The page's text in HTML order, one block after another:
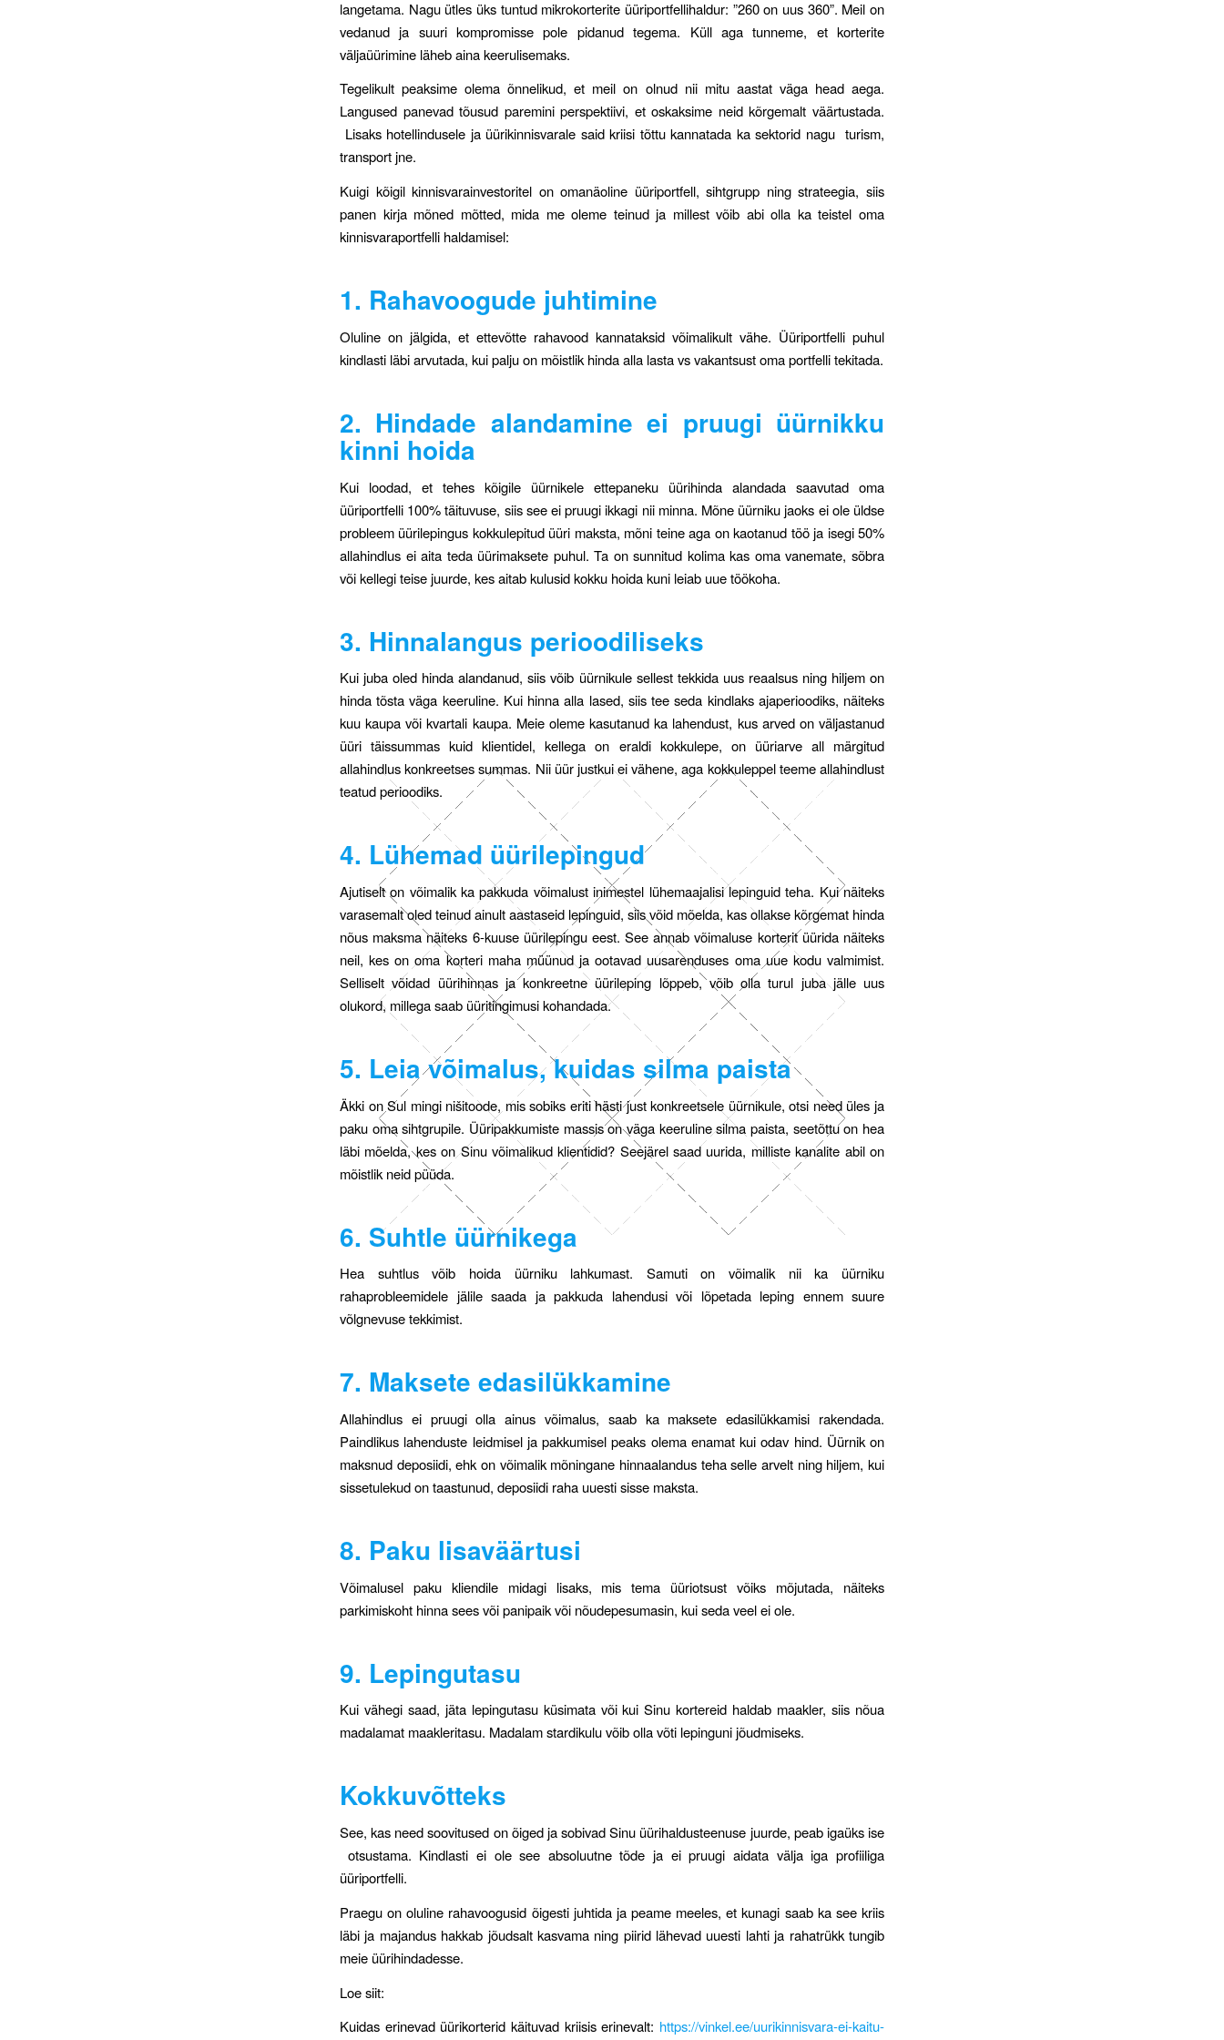
langetama. Nagu ütles üks tuntud mikrokorterite üüriportfellihaldur: ”260 on uus 360”. Meil on
vedanud ja suuri kompromisse pole pidanud tegema. Küll aga tunneme, et korterite
väljaüürimine läheb aina keerulisemaks.
Tegelikult peaksime olema õnnelikud, et meil on olnud nii mitu aastat väga head aega.
Langused panevad tõusud paremini perspektiivi, et oskaksime neid kõrgemalt väärtustada.
Lisaks hotellindusele ja üürikinnisvarale said kriisi tõttu kannatada ka sektorid nagu turism,
transport jne.
Kuigi kõigil kinnisvarainvestoritel on omanäoline üüriportfell, sihtgrupp ning strateegia, siis
panen kirja mõned mõtted, mida me oleme teinud ja millest võib abi olla ka teistel oma
kinnisvaraportfelli haldamisel:
1. Rahavoogude juhtimine
Oluline on jälgida, et ettevõtte rahavood kannataksid võimalikult vähe. Üüriportfelli puhul
kindlasti läbi arvutada, kui palju on mõistlik hinda alla lasta vs vakantsust oma portfelli tekitada.
2. Hindade alandamine ei pruugi üürnikku
kinni hoida
Kui loodad, et tehes kõigile üürnikele ettepaneku üürihinda alandada saavutad oma
üüriportfelli 100% täituvuse, siis see ei pruugi ikkagi nii minna. Mõne üürniku jaoks ei ole üldse
probleem üürilepingus kokkulepitud üüri maksta, mõni teine aga on kaotanud töö ja isegi 50%
allahindlus ei aita teda üürimaksete puhul. Ta on sunnitud kolima kas oma vanemate, sõbra
või kellegi teise juurde, kes aitab kulusid kokku hoida kuni leiab uue töökoha.
3. Hinnalangus perioodiliseks
Kui juba oled hinda alandanud, siis võib üürnikule sellest tekkida uus reaalsus ning hiljem on
hinda tõsta väga keeruline. Kui hinna alla lased, siis tee seda kindlaks ajaperioodiks, näiteks
kuu kaupa või kvartali kaupa. Meie oleme kasutanud ka lahendust, kus arved on väljastanud
üüri täissummas kuid klientidel, kellega on eraldi kokkulepe, on üüriarve all märgitud
allahindlus konkreetses summas. Nii üür justkui ei vähene, aga kokkuleppel teeme allahindlust
teatud perioodiks.
4. Lühemad üürilepingud
Ajutiselt on võimalik ka pakkuda võimalust inimestel lühemaajalisi lepinguid teha. Kui näiteks
varasemalt oled teinud ainult aastaseid lepinguid, siis võid mõelda, kas ollakse kõrgemat hinda
nõus maksma näiteks 6-kuuse üürilepingu eest. See annab võimaluse korterit üürida näiteks
neil, kes on oma korteri maha müünud ja ootavad uusarenduses oma uue kodu valmimist.
Selliselt võidad üürihinnas ja konkreetne üürileping lõppeb, võib olla turul juba jälle uus
olukord, millega saab üüritingimusi kohandada.
5. Leia võimalus, kuidas silma paista
Äkki on Sul mingi nišitoode, mis sobiks eriti hästi just konkreetsele üürnikule, otsi need üles ja
paku oma sihtgrupile. Üüripakkumiste massis on väga keeruline silma paista, seetõttu on hea
läbi mõelda, kes on Sinu võimalikud klientidid? Seejärel saad uurida, milliste kanalite abil on
mõistlik neid püüda.
6. Suhtle üürnikega
Hea suhtlus võib hoida üürniku lahkumast. Samuti on võimalik nii ka üürniku
rahaprobleemidele jälile saada ja pakkuda lahendusi või lõpetada leping ennem suure
võlgnevuse tekkimist.
7. Maksete edasilükkamine
Allahindlus ei pruugi olla ainus võimalus, saab ka maksete edasilükkamisi rakendada.
Paindlikus lahenduste leidmisel ja pakkumisel peaks olema enamat kui odav hind. Üürnik on
maksnud deposiidi, ehk on võimalik mõningane hinnaalandus teha selle arvelt ning hiljem, kui
sissetulekud on taastunud, deposiidi raha uuesti sisse maksta.
8. Paku lisaväärtusi
Võimalusel paku kliendile midagi lisaks, mis tema üüriotsust võiks mõjutada, näiteks
parkimiskoht hinna sees või panipaik või nõudepesumasin, kui seda veel ei ole.
9. Lepingutasu
Kui vähegi saad, jäta lepingutasu küsimata või kui Sinu kortereid haldab maakler, siis nõua
madalamat maakleritasu. Madalam stardikulu võib olla võti lepinguni jõudmiseks.
Kokkuvõtteks
See, kas need soovitused on õiged ja sobivad Sinu üürihaldusteenuse juurde, peab igaüks ise
otsustama. Kindlasti ei ole see absoluutne tõde ja ei pruugi aidata välja iga profiiliga
üüriportfelli.
Praegu on oluline rahavoogusid õigesti juhtida ja peame meeles, et kunagi saab ka see kriis
läbi ja majandus hakkab jõudsalt kasvama ning piirid lähevad uuesti lahti ja rahatrükk tungib
meie üürihindadesse.
Loe siit:
Kuidas erinevad üürikorterid käituvad kriisis erinevalt: https://vinkel.ee/uurikinnisvara-ei-kaitu-